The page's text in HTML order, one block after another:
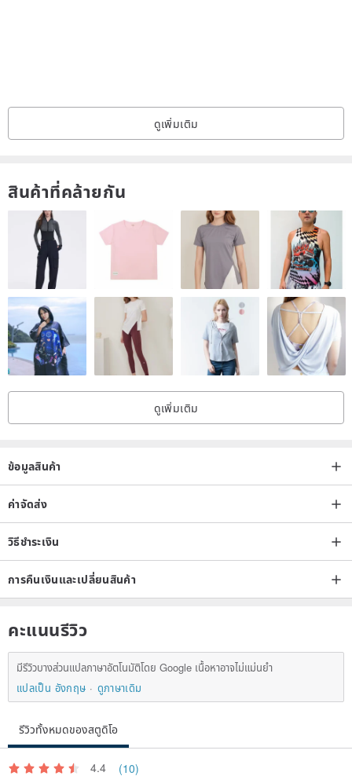
Model height 155 cm is wearing.
Waist: 64 cm up.
can be worn up to 80 cm).
Length: 80 cm (including 4 cm waist belt)
Hem circumference: 174 cm
-Material.
Outer fabric: Silk/Polyester
Lining: polyester
ดูเพิ่มเติม
สินค้าที่คล้ายกัน
ดูเพิ่มเติม
ข้อมูลสินค้า
ค่าจัดส่ง
วิธีชำระเงิน
การคืนเงินและเปลี่ยนสินค้า
คะแนนรีวิว
มีรีวิวบางส่วนแปลภาษาอัตโนมัติโดย Google เนื้อหาอาจไม่แม่นยำ
แปลเป็น อังกฤษ
ดูภาษาเดิม
รีวิวทั้งหมดของสตูดิโอ
4.4 (10)